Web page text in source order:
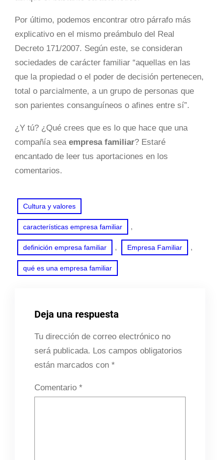
Por último, podemos encontrar otro párrafo más
explicativo en el mismo preámbulo del Real
Decreto 171/2007. Según este, se consideran
sociedades de carácter familiar “aquellas en las
que la propiedad o el poder de decisión pertenecen,
total o parcialmente, a un grupo de personas que
son parientes consanguíneos o afines entre sí”.
¿Y tú? ¿Qué crees que es lo que hace que una
compañía sea empresa familiar? Estaré
encantado de leer tus aportaciones en los
comentarios.
Cultura y valores
características empresa familiar ,
definición empresa familiar , Empresa Familiar ,
qué es una empresa familiar
Deja una respuesta
Tu dirección de correo electrónico no
será publicada. Los campos obligatorios
están marcados con *
Comentario *